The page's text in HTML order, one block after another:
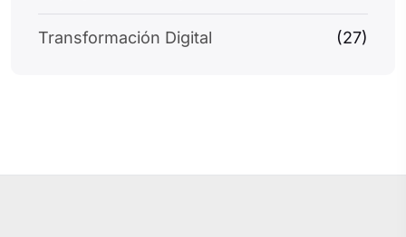
Transformación Digital (27)